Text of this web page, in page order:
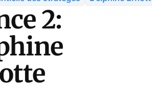
2: